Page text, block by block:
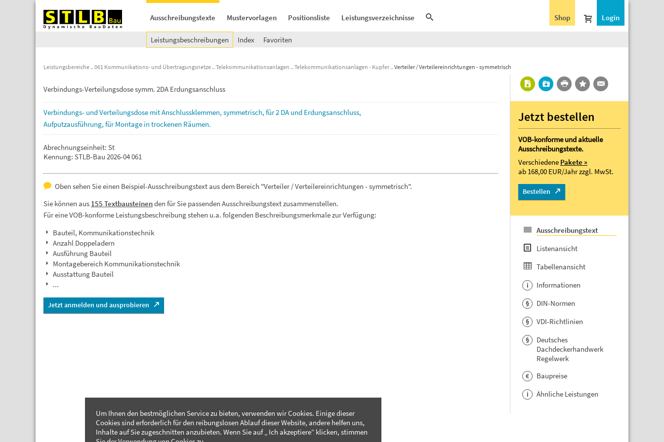
Ausschreibungstexte Mustervorlagen Positionsliste Leistungsverzeichnisse Login
Shop
Leistungsbeschreibungen Index Favoriten
Leistungsbereiche 061 Kommunikations- und Übertragungsnetze Telekommunikationsanlagen Telekommunikationsanlagen - Kupfer Verteiler / Verteilereinrichtungen - symmetrisch
Verbindungs-Verteilungsdose symm. 2DA Erdungsanschluss
Verbindungs- undVerteilungsdose mitAnschlussklemmen, symmetrisch, für2 DA und Erdungsanschluss,
Aufputzausführung, fürMontage in trockenen Räumen.
Abrechnungseinheit: St
Kennung: STLB-Bau 2026-04 061
Oben sehen Sie einen Beispiel-Ausschreibungstext aus dem Bereich "Verteiler / Verteilereinrichtungen - symmetrisch".
Sie können aus 155 Textbausteinenden für Sie passenden Ausschreibungstext zusammenstellen.
Für eine VOB-konforme Leistungsbeschreibung stehen u.a. folgenden Beschreibungsmerkmale zur Verfügung:
Bauteil, Kommunikationstechnik
Anzahl Doppeladern
Ausführung Bauteil
Montagebereich Kommunikationstechnik
Ausstattung Bauteil
...
Jetzt anmelden und ausprobieren
Jetzt bestellen
VOB-konforme und aktuelle
Ausschreibungstexte.
Verschiedene Pakete »
ab 168,00 EUR/Jahrzzgl. MwSt.
Bestellen
Ausschreibungstext
Listenansicht
Tabellenansicht
i Informationen
§ DIN-Normen
§ VDI-Richtlinien
§
Deutsches
Dachdeckerhandwerk
Regelwerk
€ Baupreise
i Ähnliche Leistungen
Um Ihnen den bestmöglichen Service zu bieten, verwenden wir Cookies. Einige dieser
Cookies sind erforderlich für den reibungslosen Ablauf dieser Website, andere helfen uns,
Inhalte auf Sie zugeschnitten anzubieten. Wenn Sie auf „ Ich akzeptiere“ klicken, stimmen